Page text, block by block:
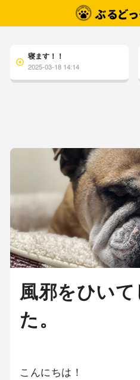
寝ます！！
2025-03-18 14:14
風邪をひい
た。
こんにちは！